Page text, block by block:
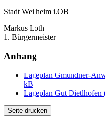
Stadt Weilheim i.OB
Markus Loth
1. Bürgermeister
Anhang
Lageplan Gmündner-
kB
Lageplan Gut Dietlhofen
Seite drucken